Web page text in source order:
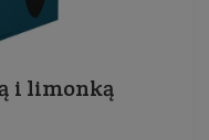
i limonką